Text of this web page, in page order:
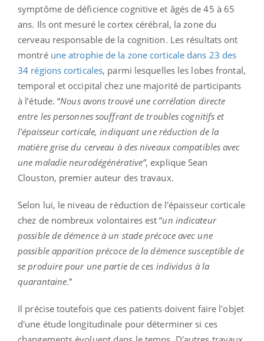
symptôme de déficience cognitive et âgés de 45 à 65
ans. Ils ont mesuré le cortex cérébral, la zone du
cerveau responsable de la cognition. Les résultats ont
montré une atrophie de la zone corticale dans 23 des
34 régions corticales, parmi lesquelles les lobes frontal,
temporal et occipital chez une majorité de participants
à l’étude. “Nous avons trouvé une corrélation directe
entre les personnes souffrant de troubles cognitifs et
l'épaisseur corticale, indiquant une réduction de la
matière grise du cerveau à des niveaux compatibles avec
une maladie neurodégénérative”, explique Sean
Clouston, premier auteur des travaux.
Selon lui, le niveau de réduction de l'épaisseur corticale
chez de nombreux volontaires est “un indicateur
possible de démence à un stade précoce avec une
possible apparition précoce de la démence susceptible de
se produire pour une partie de ces individus à la
quarantaine.”
Il précise toutefois que ces patients doivent faire l'objet
d'une étude longitudinale pour déterminer si ces